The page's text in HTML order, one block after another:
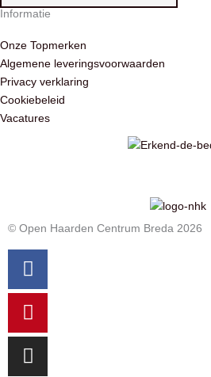
Informatie
Onze Topmerken
Algemene leveringsvoorwaarden
Privacy verklaring
Cookiebeleid
Vacatures
© Open Haarden Centrum Breda 2026
Facebook
Pinterest
Instagram
Youtube